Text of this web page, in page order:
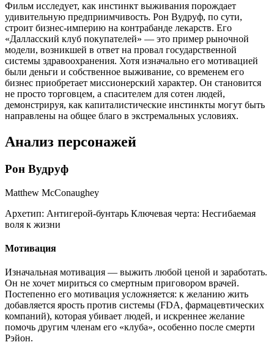
Фильм исследует, как инстинкт выживания порождает
удивительную предприимчивость. Рон Вудруф, по сути,
строит бизнес-империю на контрабанде лекарств. Его
«Далласский клуб покупателей» — это пример рыночной
модели, возникшей в ответ на провал государственной
системы здравоохранения. Хотя изначально его мотивацией
были деньги и собственное выживание, со временем его
бизнес приобретает миссионерский характер. Он становится
не просто торговцем, а спасителем для сотен людей,
демонстрируя, как капиталистические инстинкты могут быть
направлены на общее благо в экстремальных условиях.
Анализ персонажей
Рон Вудруф
Matthew McConaughey
Архетип: Антигерой-бунтарь Ключевая черта: Несгибаемая
воля к жизни
Мотивация
Изначальная мотивация — выжить любой ценой и заработать.
Он не хочет мириться со смертным приговором врачей.
Постепенно его мотивация усложняется: к желанию жить
добавляется ярость против системы (FDA, фармацевтических
компаний), которая убивает людей, и искреннее желание
помочь другим членам его «клуба», особенно после смерти
Рэйон.